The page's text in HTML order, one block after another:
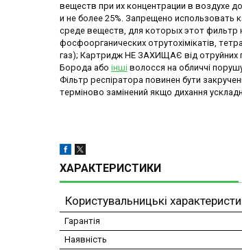
веществ при их концентрации в воздухе
и не более 25%. Запрещено
среде веществ, для которых этот фильтр
фосфоорганических отрутохімікатів,
газ); Картридж НЕ ЗАХИЩАЄ від отруйних
Борода або інші волосся на обличчі
Фільтр респіратора повинен бути
терміново замінений якщо дихання
ХАРАКТЕРИСТИКИ
Користувальницькі
Гарантія
Наявність